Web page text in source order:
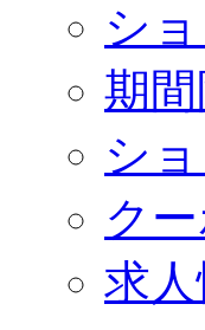
シ
期
シ
ク
求